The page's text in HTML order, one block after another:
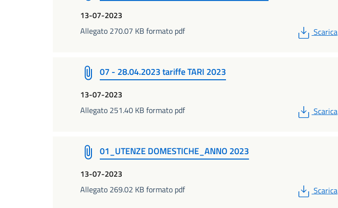
13-07-2023
Allegato 270.07 KB formato pdf
PDF
Scarica
07 - 28.04.2023 tariffe TARI 2023
13-07-2023
Allegato 251.40 KB formato pdf
PDF
Scarica
01_UTENZE DOMESTICHE_ANNO 2023
13-07-2023
Allegato 269.02 KB formato pdf
PDF
Scarica